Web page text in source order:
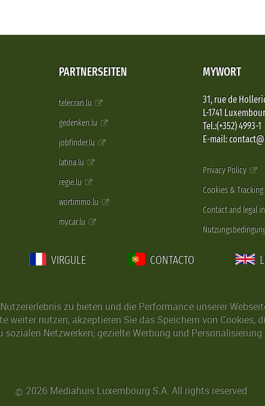
PARTNERSEITEN
telecran.lu
gedenken.lu
jobfinder.lu
latina.lu
regie.lu
wortimmo.lu
mycar.lu
MYWORT
31, rue de
L-1741
Tel.:(+352) 4993-1
E-mail:
Privacy Policy
Cookies & Tracking
Contact and legal
VIRGULE CONTACTO
zu bieten und die Performance unserer
weiter nutzen, akzeptieren Sie das Speichern von
sozialen Netzwerken, gezielte Werbung und
© 2026 Mediahuis Luxembourg S.A. All rights reserved